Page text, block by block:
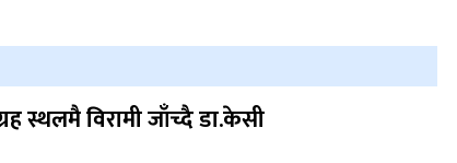
स्थलमै विरामी जाँच्दै डा.केसी